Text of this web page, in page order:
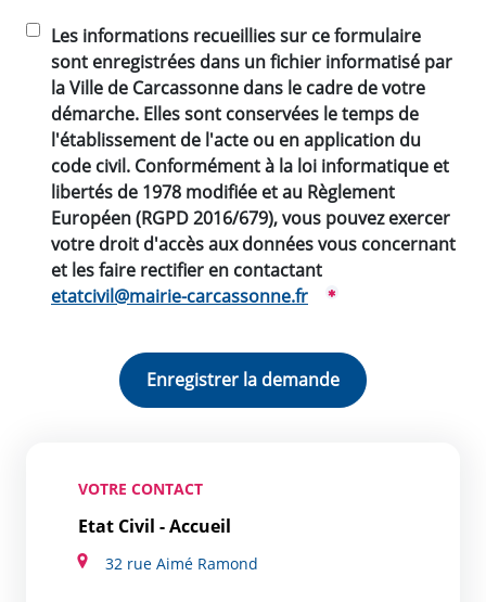
Les informations recueillies sur ce formulaire
sont enregistrées dans un fichier informatisé par
la Ville de Carcassonne dans le cadre de votre
démarche. Elles sont conservées le temps de
l'établissement de l'acte ou en application du
code civil. Conformément à la loi informatique et
libertés de 1978 modifiée et au Règlement
Européen (RGPD 2016/679), vous pouvez exercer
votre droit d'accès aux données vous concernant
et les faire rectifier en contactant
etatcivil@mairie-carcassonne.fr
VOTRE CONTACT
Etat Civil - Accueil
32 rue Aimé Ramond